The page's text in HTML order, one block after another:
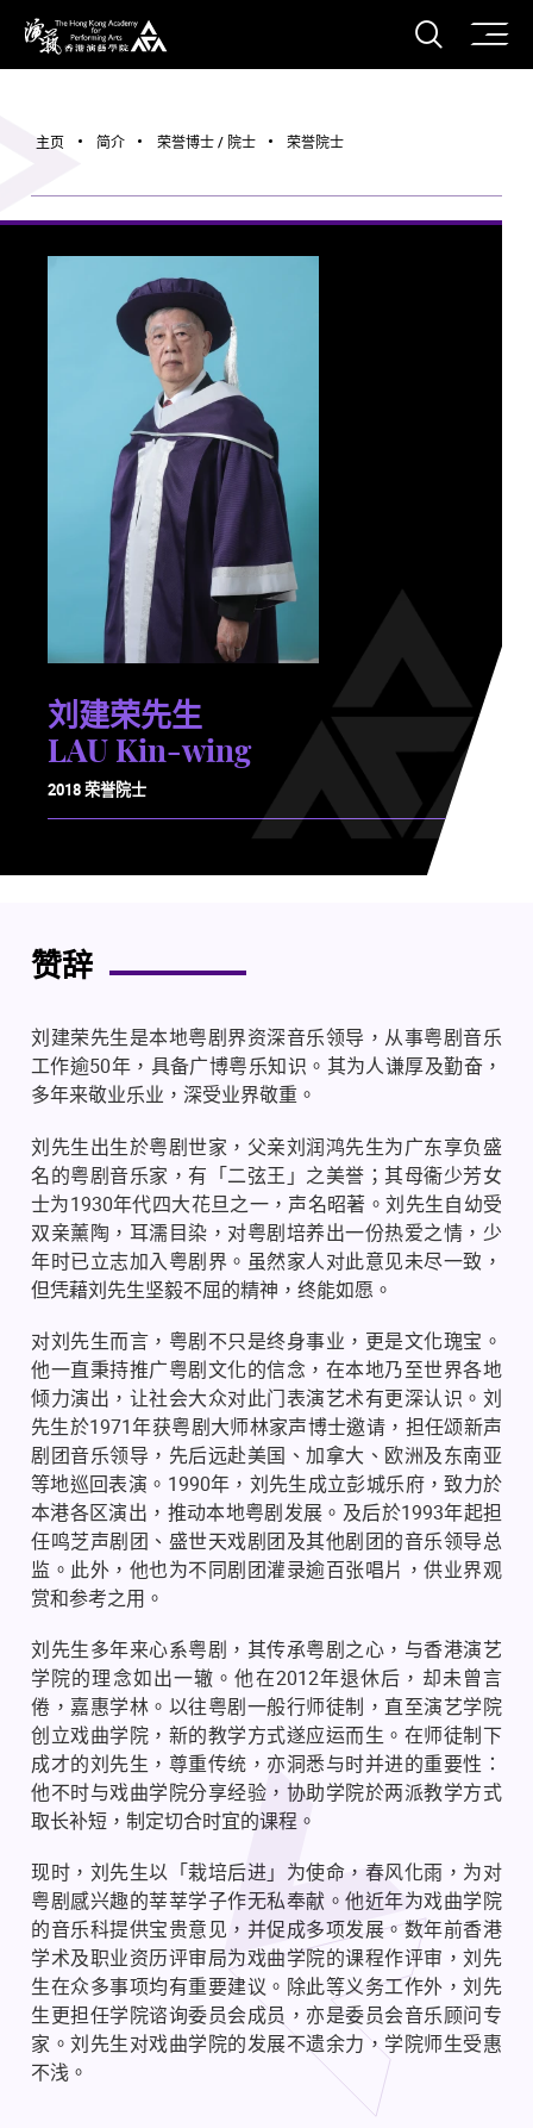
香港演艺学院
打开
主页 简介 荣誉博士 / 院士 荣誉院士
刘建荣先生
LAU Kin-wing
2018 荣誉院士
赞辞
刘建荣先生是本地粤剧界资深音乐领导，从事粤剧音乐
工作逾50年，具备广博粤乐知识。其为人谦厚及勤奋，
多年来敬业乐业，深受业界敬重。
刘先生出生於粤剧世家，父亲刘润鸿先生为广东享负盛
名的粤剧音乐家，有「二弦王」之美誉；其母衞少芳女
士为1930年代四大花旦之一，声名昭著。刘先生自幼受
双亲薰陶，耳濡目染，对粤剧培养出一份热爱之情，少
年时已立志加入粤剧界。虽然家人对此意见未尽一致，
但凭藉刘先生坚毅不屈的精神，终能如愿。
对刘先生而言，粤剧不只是终身事业，更是文化瑰宝。
他一直秉持推广粤剧文化的信念，在本地乃至世界各地
倾力演出，让社会大众对此门表演艺术有更深认识。刘
先生於1971年获粤剧大师林家声博士邀请，担任颂新声
剧团音乐领导，先后远赴美国、加拿大、欧洲及东南亚
等地巡回表演。 1990年，刘先生成立彭城乐府，致力於
本港各区演出，推动本地粤剧发展。及后於1993年起担
任鸣芝声剧团、盛世天戏剧团及其他剧团的音乐领导总
监。此外，他也为不同剧团灌录逾百张唱片，供业界观
赏和参考之用。
刘先生多年来心系粤剧，其传承粤剧之心，与香港演艺
学院的理念如出一辙。他在2012年退休后，却未曾言
倦，嘉惠学林。以往粤剧一般行师徒制，直至演艺学院
创立戏曲学院，新的教学方式遂应运而生。在师徒制下
成才的刘先生，尊重传统，亦洞悉与时并进的重要性：
他不时与戏曲学院分享经验，协助学院於两派教学方式
取长补短，制定切合时宜的课程。
现时，刘先生以「栽培后进」为使命，春风化雨，为对
粤剧感兴趣的莘莘学子作无私奉献。他近年为戏曲学院
的音乐科提供宝贵意见，并促成多项发展。数年前香港
学术及职业资历评审局为戏曲学院的课程作评审，刘先
生在众多事项均有重要建议。除此等义务工作外，刘先
生更担任学院谘询委员会成员，亦是委员会音乐顾问专
家。刘先生对戏曲学院的发展不遗余力，学院师生受惠
不浅。